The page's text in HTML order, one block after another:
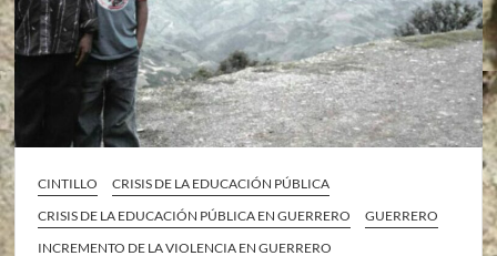
CINTILLO
CRISIS DE LA EDUCACIÓN PÚBLICA
CRISIS DE LA EDUCACIÓN PÚBLICA EN GUERRERO
GUERRERO
INCREMENTO DE LA VIOLENCIA EN GUERRERO